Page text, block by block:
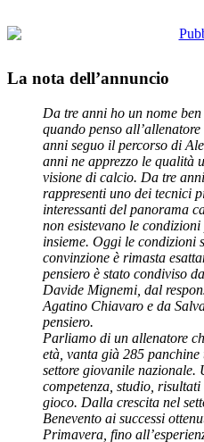
La nota dell’annuncio
Da tre anni ho un nome
quando penso
anni seguo il percorso di
anni ne apprezzo le qualità
visione di calcio. Da tre
rappresenti uno dei tecnici
interessanti del panorama
non esistevano le
insieme. Oggi le condizioni
convinzione è rimasta
pensiero è stato condiviso
Davide Mignemi, dal
Agatino Chiavaro e da
pensiero.
Parliamo di un allenatore
età, vanta già 285
settore giovanile nazionale.
competenza, studio,
gioco. Dalla crescita nel
Benevento ai successi
Primavera, fino